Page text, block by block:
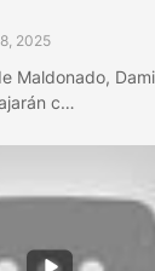
2025
Maldonado,
c…